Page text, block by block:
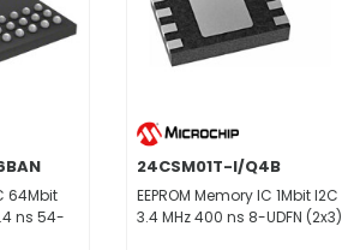
64Mbit
ns 54-
24CSM01T-I/Q4B
EEPROM Memory IC 1Mbit I2C
3.4 MHz 400 ns 8-UDFN (2x3)